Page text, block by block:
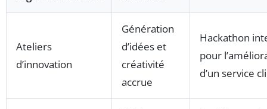
Ateliers
d’innovation
Génération
d’idées et
créativité
accrue
Hackathon
pour
d’un service